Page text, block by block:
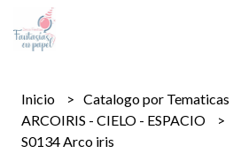
Inicio
Catalogo por Tematicas
ARCOIRIS - CIELO - ESPACIO
S0134 Arco iris